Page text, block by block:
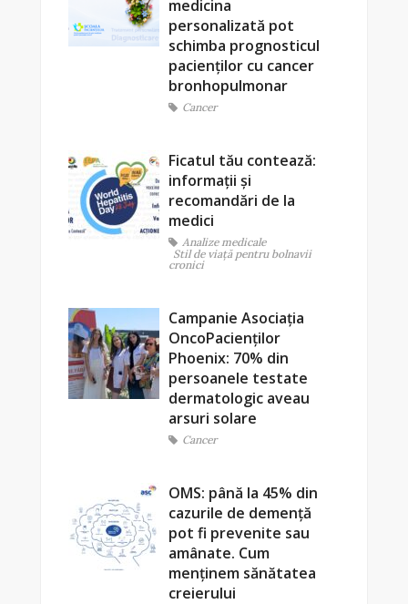
medicina
personalizată pot
schimba prognosticul
pacienților cu cancer
bronhopulmonar
Cancer
Ficatul tău contează:
informații și
recomandări de la
medici
Analize medicale
Stil de viaţă pentru bolnavii
cronici
Campanie Asociația
OncoPacienților
Phoenix: 70% din
persoanele testate
dermatologic aveau
arsuri solare
Cancer
OMS: până la 45% din
cazurile de demență
pot fi prevenite sau
amânate. Cum
menținem sănătatea
creierului